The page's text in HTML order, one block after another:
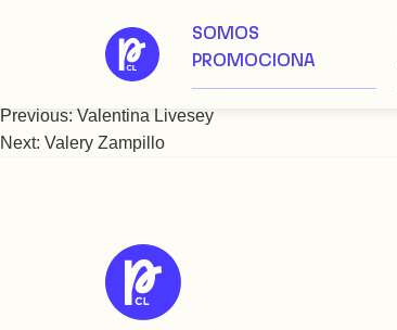
SOMOS
PROMOCIONA
Valeria Olivos
Navegación
Previous: Valentina Livesey
Next: Valery Zampillo